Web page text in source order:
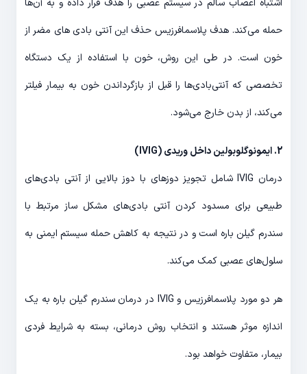
اشتباه اعصاب سالم در سیستم عصبی را هدف قرار داده و به آن‌ها
حمله می‌کند. هدف پلاسمافرزیس حذف این آنتی بادی های مضر از
خون است. در طی این روش، خون با استفاده از یک دستگاه
تخصصی که آنتی‌بادی‌ها را قبل از بازگرداندن خون به بیمار فیلتر
می‌کند، از بدن خارج می‌شود.
2. ایمونوگلوبولین داخل وریدی (IVIG)
درمان IVIG شامل تجویز دوزهای با دوز بالایی از آنتی بادی‌های
طبیعی برای مسدود کردن آنتی بادی‌های مشکل ساز مرتبط با
سندرم گیلن باره است و در نتیجه به کاهش حمله سیستم ایمنی به
سلول‌های عصبی کمک می‌کند.
هر دو مورد پلاسمافرزیس و IVIG در درمان سندرم گیلن باره به یک
اندازه موثر هستند و انتخاب روش درمانی، بسته به شرایط فردی
بیمار، متفاوت خواهد بود.